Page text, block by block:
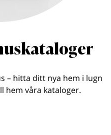
– hitta ditt nya hem i lugn
hem våra kataloger.